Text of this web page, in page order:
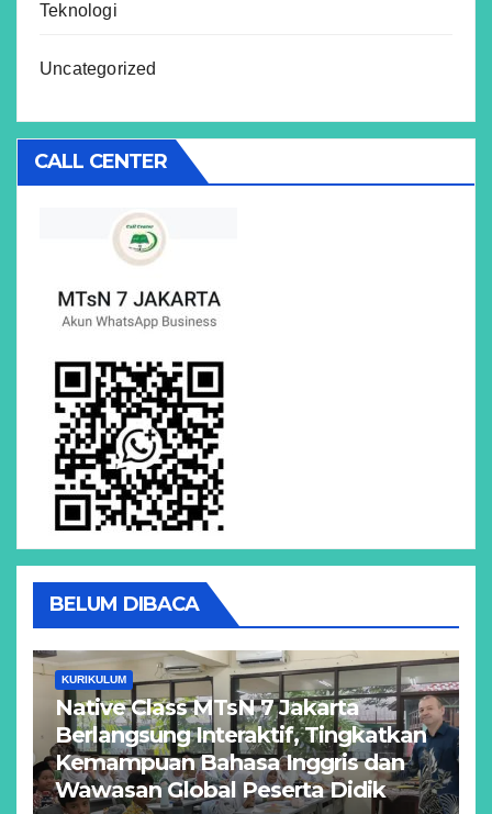
Teknologi
Uncategorized
CALL CENTER
BELUM DIBACA
KURIKULUM
Native Class MTsN 7 Jakarta
Berlangsung Interaktif, Tingkatkan
Kemampuan Bahasa Inggris dan
Wawasan Global Peserta Didik